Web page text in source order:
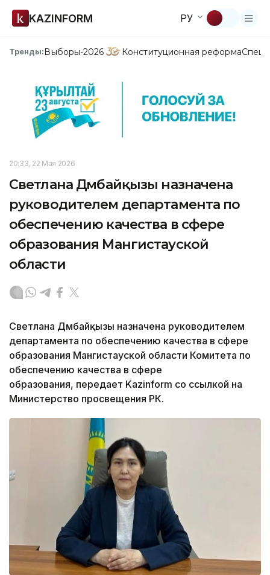
KAZINFORM РУ
Тренды:Выборы-2026 Конституционная реформа
20:33, 22 Мая 2026
Светлана Дүмбайқызы назначена
руководителем департамента по
обеспечению качества в сфере
образования Мангистауской
области
Светлана Дүмбайқызы назначена руководителем
департамента по обеспечению качества в сфере
образования Мангистауской области Комитета по
обеспечению качества в сфере
образования, передает Kazinform со ссылкой на
Министерство просвещения РК.